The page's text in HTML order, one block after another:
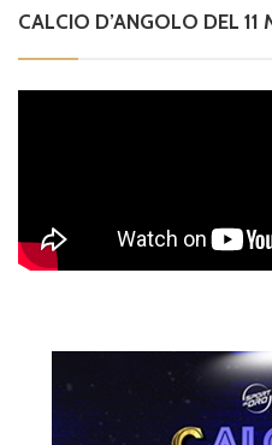
CALCIO D’ANGOLO DEL